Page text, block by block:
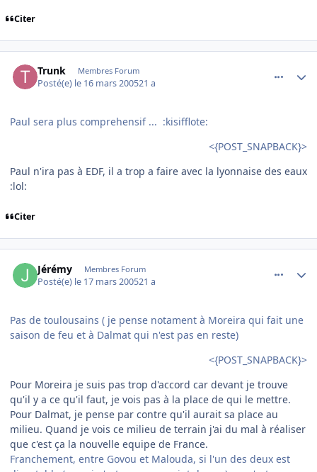
Citer
Trunk Membres Forum
Posté(e) le 16 mars 200521 a
Paul sera plus comprehensif ... :kisifflote:
<{POST_SNAPBACK}>
Paul n'ira pas à EDF, il a trop a faire avec la lyonnaise des eaux
:lol:
Citer
Jérémy Membres Forum
Posté(e) le 17 mars 200521 a
Pas de toulousains ( je pense notament à Moreira qui fait une
saison de feu et à Dalmat qui n'est pas en reste)
<{POST_SNAPBACK}>
Pour Moreira je suis pas trop d'accord car devant je trouve
qu'il y a ce qu'il faut, je vois pas à la place de qui le mettre.
Pour Dalmat, je pense par contre qu'il aurait sa place au
milieu. Quand je vois ce milieu de terrain j'ai du mal à réaliser
que c'est ça la nouvelle equipe de France.
Franchement, entre Govou et Malouda, si l'un des deux est